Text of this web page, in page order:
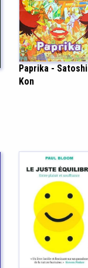
Paprika - Satoshi
Kon